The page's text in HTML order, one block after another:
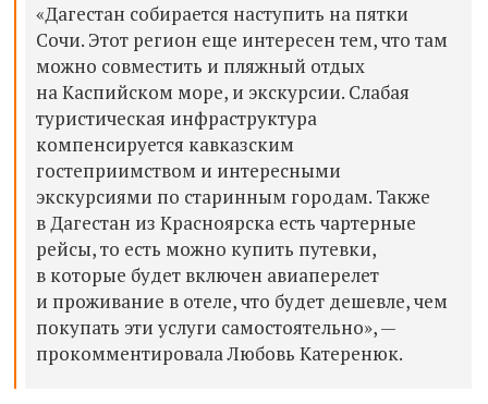
«Дагестан собирается наступить на пятки
Сочи. Этот регион еще интересен тем, что там
можно совместить и пляжный отдых
на Каспийском море, и экскурсии. Слабая
туристическая инфраструктура
компенсируется кавказским
гостеприимством и интересными
экскурсиями по старинным городам. Также
в Дагестан из Красноярска есть чартерные
рейсы, то есть можно купить путевки,
в которые будет включен авиаперелет
и проживание в отеле, что будет дешевле, чем
покупать эти услуги самостоятельно», —
прокомментировала Любовь Катеренюк.